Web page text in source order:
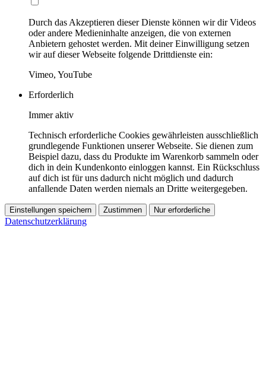
Durch das Akzeptieren dieser Dienste können wir dir Videos
oder andere Medieninhalte anzeigen, die von externen
Anbietern gehostet werden. Mit deiner Einwilligung setzen
wir auf dieser Webseite folgende Drittdienste ein:
Vimeo, YouTube
Erforderlich
Immer aktiv
Technisch erforderliche Cookies gewährleisten ausschließlich
grundlegende Funktionen unserer Webseite. Sie dienen zum
Beispiel dazu, dass du Produkte im Warenkorb sammeln oder
dich in dein Kundenkonto einloggen kannst. Ein Rückschluss
auf dich ist für uns dadurch nicht möglich und dadurch
anfallende Daten werden niemals an Dritte weitergegeben.
Einstellungen speichern Zustimmen Nur erforderliche
Datenschutzerklärung